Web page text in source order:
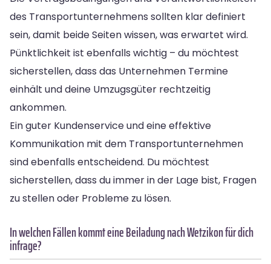
des Transportunternehmens sollten klar definiert
sein, damit beide Seiten wissen, was erwartet wird.
Pünktlichkeit ist ebenfalls wichtig – du möchtest
sicherstellen, dass das Unternehmen Termine
einhält und deine Umzugsgüter rechtzeitig
ankommen.
Ein guter Kundenservice und eine effektive
Kommunikation mit dem Transportunternehmen
sind ebenfalls entscheidend. Du möchtest
sicherstellen, dass du immer in der Lage bist, Fragen
zu stellen oder Probleme zu lösen.
In welchen Fällen kommt eine Beiladung nach Wetzikon für dich
infrage?